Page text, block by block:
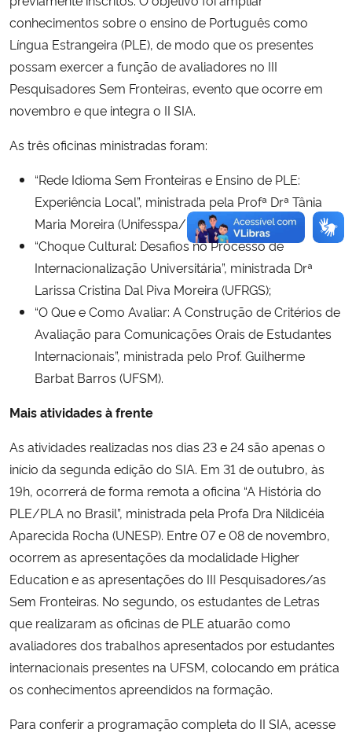
conhecimentos sobre o ensino de Português como
Língua Estrangeira (PLE), de modo que os presentes
possam exercer a função de avaliadores no III
Pesquisadores Sem Fronteiras, evento que ocorre em
novembro e que integra o II SIA.
As três oficinas ministradas foram:
“Rede Idioma Sem Fronteiras e Ensino de PLE:
Experiência Local”, ministrada pela Profª Drª Tânia
Maria Moreira (Unifesspa/UFSM);
“Choque Cultural: Desafios no Processo de
Internacionalização Universitária”, ministrada Drª
Larissa Cristina Dal Piva Moreira (UFRGS);
“O Que e Como Avaliar: A Construção de Critérios de
Avaliação para Comunicações Orais de Estudantes
Internacionais”, ministrada pelo Prof. Guilherme
Barbat Barros (UFSM).
Mais atividades à frente
As atividades realizadas nos dias 23 e 24 são apenas o
início da segunda edição do SIA. Em 31 de outubro, às
19h, ocorrerá de forma remota a oficina “A História do
PLE/PLA no Brasil”, ministrada pela Profa Dra Nildicéia
Aparecida Rocha (UNESP). Entre 07 e 08 de novembro,
ocorrem as apresentações da modalidade Higher
Education e as apresentações do III Pesquisadores/as
Sem Fronteiras. No segundo, os estudantes de Letras
que realizaram as oficinas de PLE atuarão como
avaliadores dos trabalhos apresentados por estudantes
internacionais presentes na UFSM, colocando em prática
os conhecimentos apreendidos na formação.
Para conferir a programação completa do II SIA, acesse